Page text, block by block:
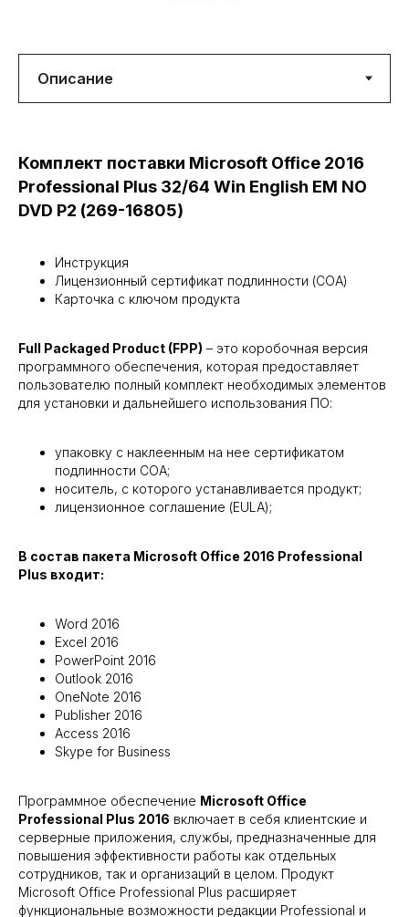
Комплект поставки Microsoft Office 2016
Professional Plus 32/64 Win English EM NO
DVD P2 (269-16805)
Инструкция
Лицензионный сертификат подлинности (COA)
Карточка с ключом продукта
Full Packaged Product (FPP) – это коробочная версия
программного обеспечения, которая предоставляет
пользователю полный комплект необходимых элементов
для установки и дальнейшего использования ПО:
упаковку с наклеенным на нее сертификатом
подлинности СОА;
носитель, с которого устанавливается продукт;
лицензионное соглашение (EULA);
В состав пакета Microsoft Office 2016 Professional
Plus входит:
Word 2016
Excel 2016
PowerPoint 2016
Outlook 2016
OneNote 2016
Publisher 2016
Access 2016
Skype for Business
Программное обеспечение Microsoft Office
Professional Plus 2016 включает в себя клиентские и
серверные приложения, службы, предназначенные для
повышения эффективности работы как отдельных
сотрудников, так и организаций в целом. Продукт
Microsoft Office Professional Plus расширяет
функциональные возможности редакции Professional и